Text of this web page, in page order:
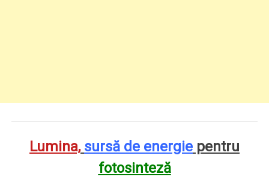
Lumina, sursă de energie pentru
fotosinteză